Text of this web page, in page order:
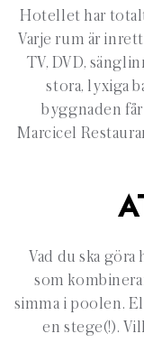
Hotellet har
Varje rum är
TV, DVD,
stora, lyxiga
byggnaden
Marcicel
Vad du ska
som
simma i poolen.
en stege(!).